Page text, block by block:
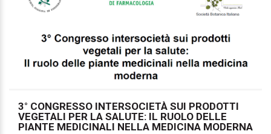
3° CONGRESSO INTERSOCIETÀ SUI PRODOTTI
VEGETALI PER LA SALUTE: IL RUOLO DELLE
PIANTE MEDICINALI NELLA MEDICINA MODERNA